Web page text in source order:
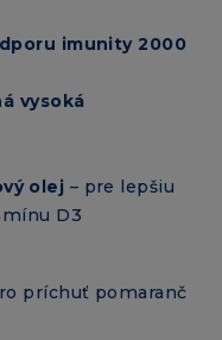
imunity 2000
vysoká
olej – pre lepšiu
D3
príchuť pomaranč